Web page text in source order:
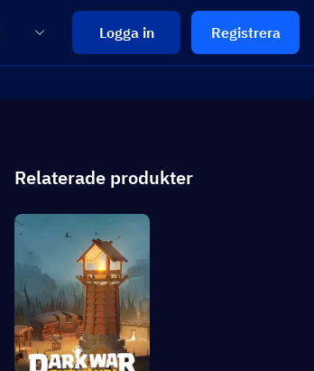
Logga in Registrera
Relaterade produkter